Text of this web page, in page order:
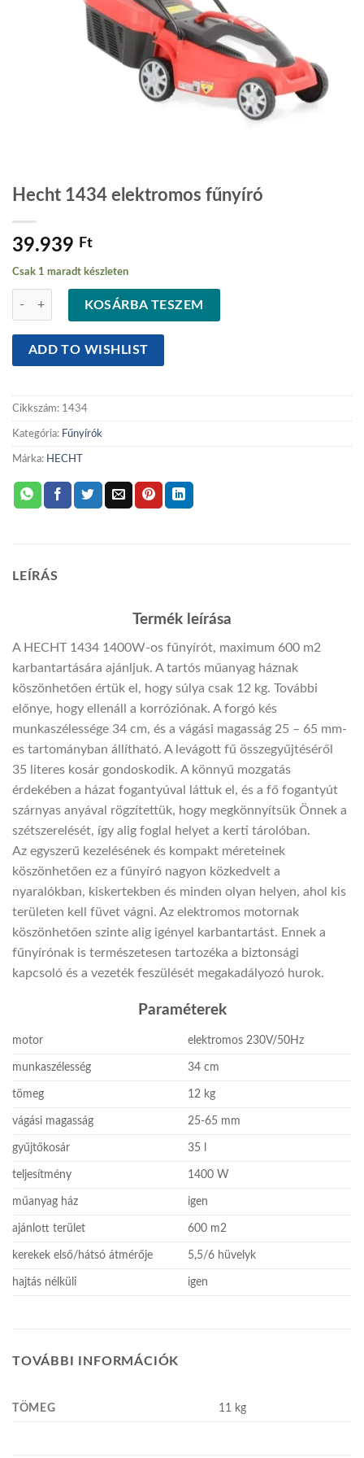
Hecht 1434 elektromos fűnyíró
39.939 Ft
Csak 1 maradt készleten
Hecht 1434 elektromos fűnyíró mennyiség
KOSÁRBA TESZEM
ADD TO WISHLIST
Cikkszám: 1434
Kategória: Fűnyírók
Márka: HECHT
LEÍRÁS
Termék leírása
A HECHT 1434 1400W-os fűnyírót, maximum 600 m2
karbantartására ajánljuk. A tartós műanyag háznak
köszönhetően értük el, hogy súlya csak 12 kg. További
előnye, hogy ellenáll a korróziónak. A forgó kés
munkaszélessége 34 cm, és a vágási magasság 25 – 65 mm-
es tartományban állítható. A levágott fű összegyűjtéséről
35 literes kosár gondoskodik. A könnyű mozgatás
érdekében a házat fogantyúval láttuk el, és a fő fogantyút
szárnyas anyával rögzítettük, hogy megkönnyítsük Önnek a
szétszerelését, így alig foglal helyet a kerti tárolóban.
Az egyszerű kezelésének és kompakt méreteinek
köszönhetően ez a fűnyíró nagyon közkedvelt a
nyaralókban, kiskertekben és minden olyan helyen, ahol kis
területen kell füvet vágni. Az elektromos motornak
köszönhetően szinte alig igényel karbantartást. Ennek a
fűnyírónak is természetesen tartozéka a biztonsági
kapcsoló és a vezeték feszülését megakadályozó hurok.
Paraméterek
motor elektromos 230V/50Hz
munkaszélesség 34 cm
tömeg 12 kg
vágási magasság 25-65 mm
gyűjtőkosár 35 l
teljesítmény 1400 W
műanyag ház igen
ajánlott terület 600 m2
kerekek első/hátsó átmérője 5,5/6 hüvelyk
hajtás nélküli igen
TOVÁBBI INFORMÁCIÓK
TÖMEG 11 kg